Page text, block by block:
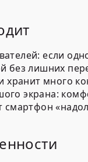
если
без лишних
хранит много
экрана:
смартфон